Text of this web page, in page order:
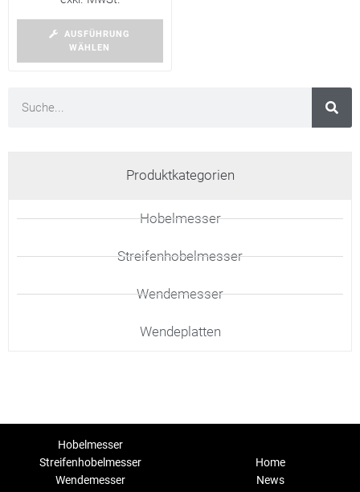
AUSFÜHRUNG
WÄHLEN
Produktkategorien
Hobelmesser
Streifenhobelmesser
Wendemesser
Wendeplatten
Hobelmesser
Streifenhobelmesser
Wendemesser
Home
News